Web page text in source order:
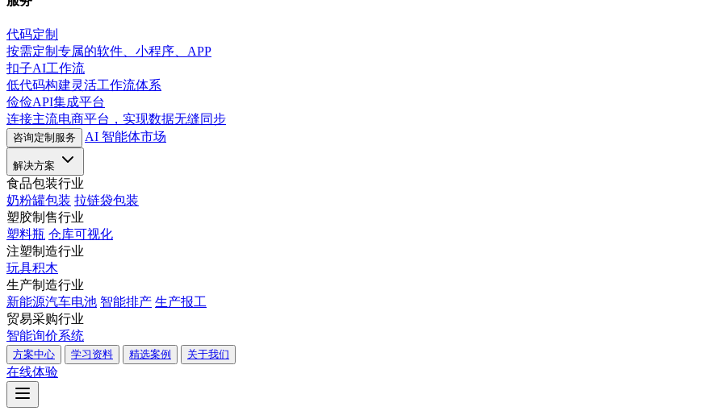
代码定制
按需定制专属的软件、小程序、APP
扣子AI工作流
低代码构建灵活工作流体系
俭俭API集成平台
连接主流电商平台，实现数据无缝同步
咨询定制服务 AI 智能体市场
解决方案
食品包装行业
奶粉罐包装 拉链袋包装
塑胶制售行业
塑料瓶 仓库可视化
注塑制造行业
玩具积木
生产制造行业
新能源汽车电池 智能排产 生产报工
贸易采购行业
智能询价系统
方案中心 学习资料 精选案例 关于我们
在线体验